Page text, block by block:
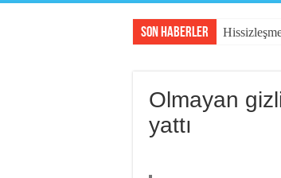
Son Haberler
Olmayan
yattı